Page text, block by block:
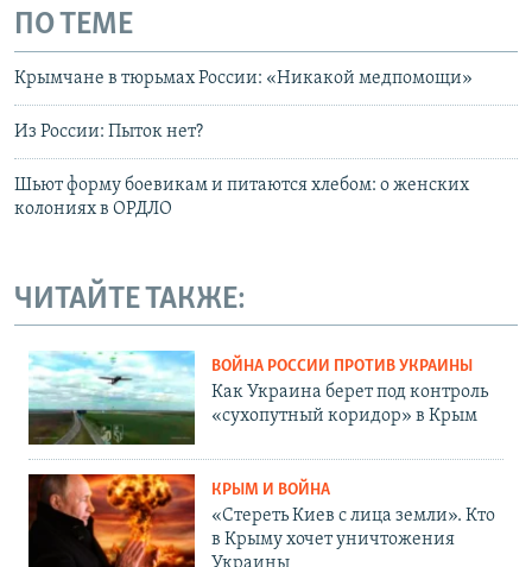
ПО ТЕМЕ
Крымчане в тюрьмах России: «Никакой медпомощи»
Из России: Пыток нет?
Шьют форму боевикам и питаются хлебом: о женских
колониях в ОРДЛО
ЧИТАЙТЕ ТАКЖЕ:
ВОЙНА РОССИИ ПРОТИВ УКРАИНЫ
Как Украина берет под контроль
«сухопутный коридор» в Крым
КРЫМ И ВОЙНА
«Стереть Киев с лица земли». Кто
в Крыму хочет уничтожения